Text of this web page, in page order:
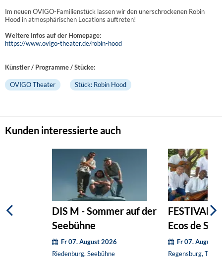
Im neuen OVIGO-Familienstück lassen wir den unerschrockenen Robin
Hood in atmosphärischen Locations auftreten!
Weitere Infos auf der Homepage:
https://www.ovigo-theater.de/robin-hood
Künstler / Programme / Stücke:
OVIGO Theater Stück: Robin Hood
Kunden interessierte auch
DIS M - Sommer auf der
Seebühne
Fr 07. August 2026
Riedenburg, Seebühne
FESTIVAL
Ecos de
Fr 07. August
Regensburg,